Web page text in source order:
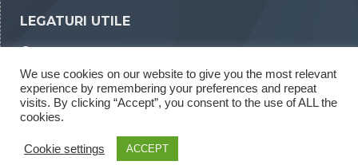
LEGATURI UTILE
Declaratii de interese
Rapoarte legea 52/2003
We use cookies on our website to give you the most relevant
experience by remembering your preferences and repeat
visits. By clicking “Accept”, you consent to the use of ALL the
cookies.
Cookie settings ACCEPT